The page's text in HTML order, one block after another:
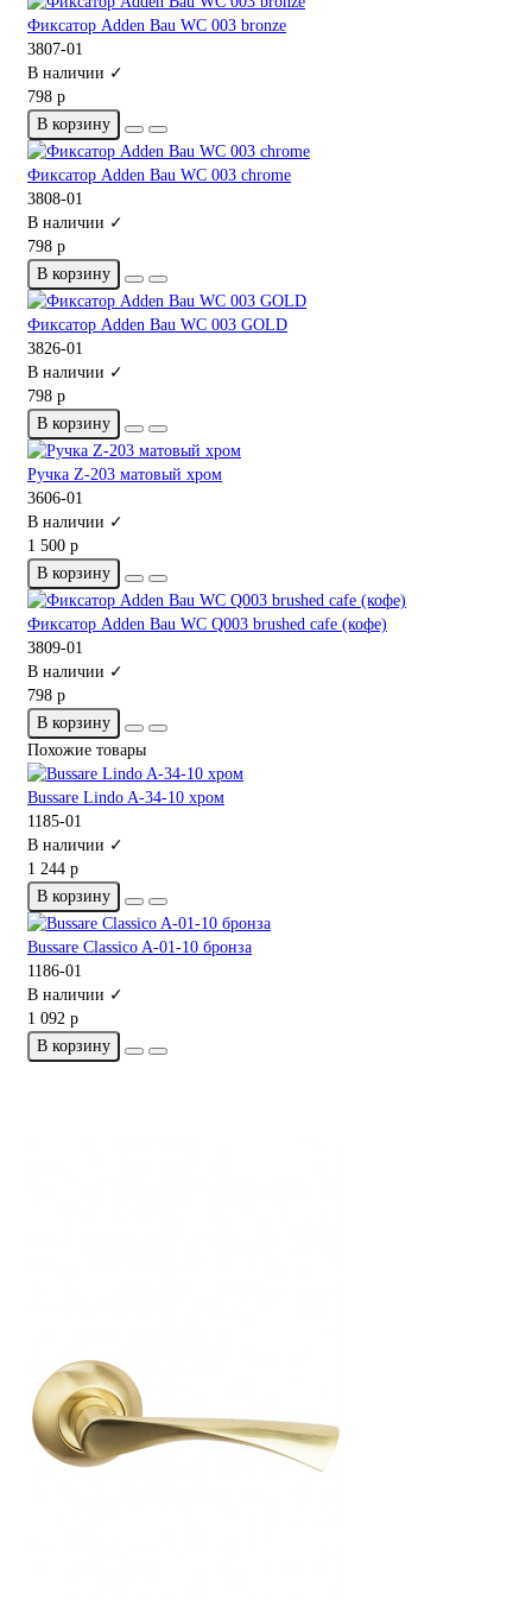
Фиксатор Adden Bau WC 003 bronze
3807-01
В наличии ✓
798 р
В корзину
Фиксатор Adden Bau WC 003 chrome
3808-01
В наличии ✓
798 р
В корзину
Фиксатор Adden Bau WC 003 GOLD
3826-01
В наличии ✓
798 р
В корзину
Ручка Z-203 матовый хром
3606-01
В наличии ✓
1 500 р
В корзину
Фиксатор Adden Bau WC Q003 brushed cafe (кофе)
3809-01
В наличии ✓
798 р
В корзину
Похожие товары
Bussare Lindo A-34-10 хром
1185-01
В наличии ✓
1 244 р
В корзину
Bussare Classico A-01-10 бронза
1186-01
В наличии ✓
1 092 р
В корзину